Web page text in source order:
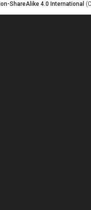
ShareAlike 4.0 International